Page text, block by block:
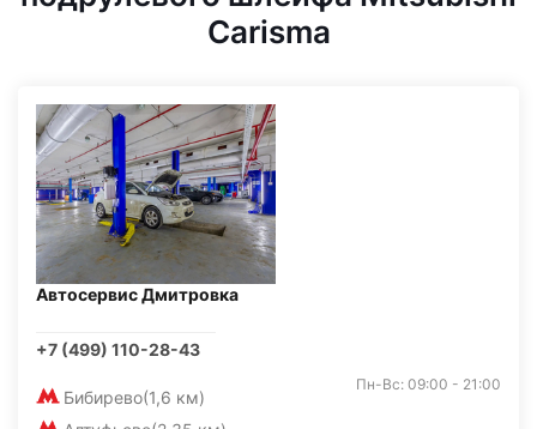
Carisma
Автосервис Дмитровка
+7 (499) 110-28-43
Бибирево(1,6 км)
Пн-Вс: 09:00 - 21:00